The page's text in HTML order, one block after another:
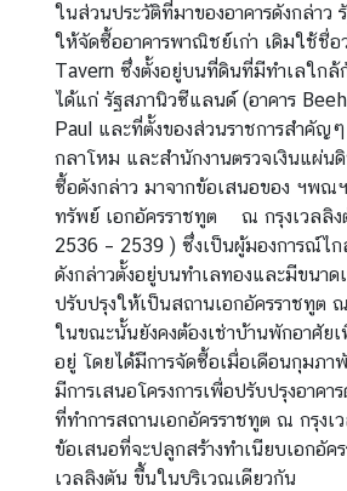
s
s
วี
ซ่
า
/
ก
ง
สุ
ล
|
V
i
s
a
ในส่วนประวัติที่มาของอาคารดังกล่าว
ให้จัดซื้ออาคารพาณิชย์เก่า เดิมใช้ชื่อ
Tavern ซึ่งตั้งอยู่บนที่ดินที่มีทำเลใก
ได้แก่ รัฐสภานิวซีแลนด์ (อาคาร
Paul และที่ตั้งของส่วนราชการสำคัญ
กลาโหม และสำนักงานตรวจเงินแผ่น
ซื้อดังกล่าว มาจากข้อเสนอของ ฯพณ
ทรัพย์ เอกอัครราชทูต ณ กรุงเวลลิง
2536 – 2539 ) ซึ่งเป็นผู้มองการณ์ไก
ดังกล่าวตั้งอยู่บนทำเลทองและมีขนาด
ปรับปรุงให้เป็นสถานเอกอัครราชทูต
ในขณะนั้นยังคงต้องเช่าบ้านพักอาศัย
อยู่ โดยได้มีการจัดซื้อเมื่อเดือนกุมภา
มีการเสนอโครงการเพื่อปรับปรุงอาคา
ที่ทำการสถานเอกอัครราชทูต ณ กรุงเ
ข้อเสนอที่จะปลูกสร้างทำเนียบเอกอัค
เวลลิงตัน ขึ้นในบริเวณเดียวกัน